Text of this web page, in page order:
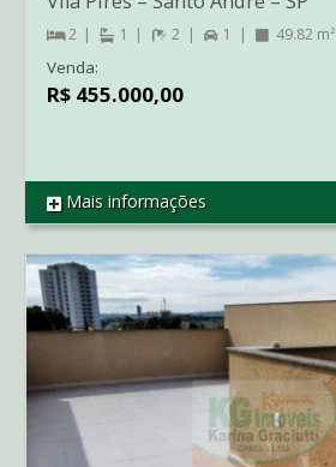
REF AP2680
2 1 2 1 49.82 m²
Venda:
R$ 455.000,00
Mais informações